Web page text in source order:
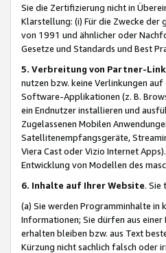
Sie die Zertifizierung nicht in
Klarstellung: (i) Für die Zwecke der
von 1991 und ähnlicher oder
Gesetze und Standards und Best
5. Verbreitung von Partner-
nutzen bzw. keine Verlinkungen
Software-Applikationen (z. B.
ein Endnutzer installieren und
Zugelassenen Mobilen
Satellitenempfangsgeräte,
Viera Cast oder Vizio Internet
Entwicklung von Modellen des
6. Inhalte auf Ihrer Website. Sie
(a) Sie werden Programminhalte in
Informationen; Sie dürfen aus
erhalten bleiben bzw. aus Text
Kürzung nicht sachlich falsch oder